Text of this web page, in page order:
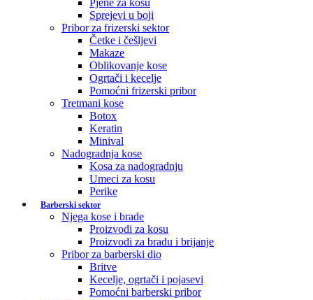
Pjene za kosu
Sprejevi u boji
Pribor za frizerski sektor
Četke i češljevi
Makaze
Oblikovanje kose
Ogrtači i kecelje
Pomoćni frizerski pribor
Tretmani kose
Botox
Keratin
Minival
Nadogradnja kose
Kosa za nadogradnju
Umeci za kosu
Perike
Barberski sektor
Njega kose i brade
Proizvodi za kosu
Proizvodi za bradu i brijanje
Pribor za barberski dio
Britve
Kecelje, ogrtači i pojasevi
Pomoćni barberski pribor